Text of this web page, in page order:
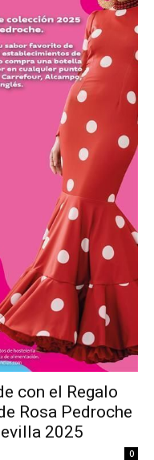
con el Regalo
Rosa Pedroche
2025
0